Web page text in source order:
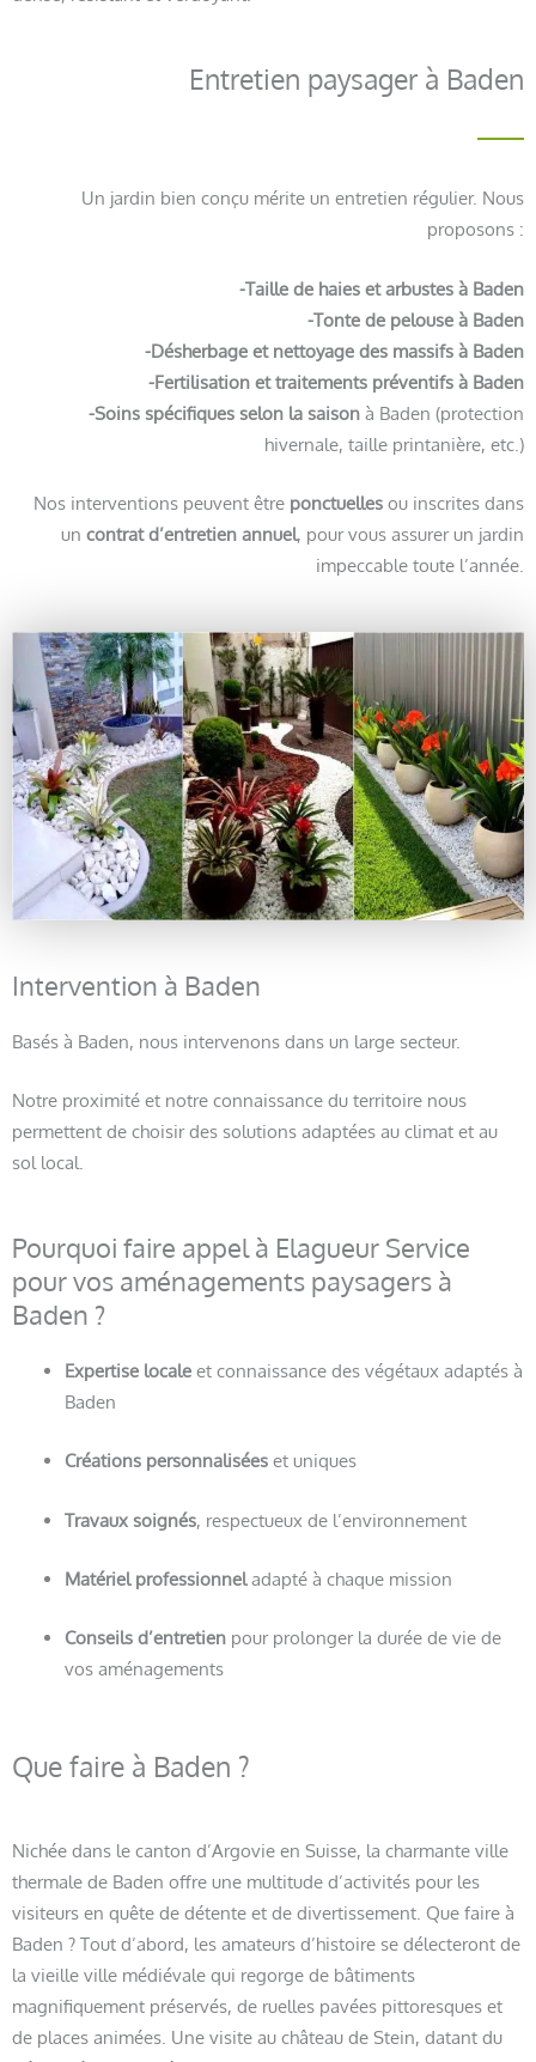
Entretien paysager à Baden
Un jardin bien conçu mérite un entretien régulier. Nous
proposons :
-Taille de haies et arbustes à Baden
-Tonte de pelouse à Baden
-Désherbage et nettoyage des massifs à Baden
-Fertilisation et traitements préventifs à Baden
-Soins spécifiques selon la saison à Baden (protection
hivernale, taille printanière, etc.)
Nos interventions peuvent être ponctuelles ou inscrites dans
un contrat d’entretien annuel, pour vous assurer un jardin
impeccable toute l’année.
Intervention à Baden
Basés à Baden, nous intervenons dans un large secteur.
Notre proximité et notre connaissance du territoire nous
permettent de choisir des solutions adaptées au climat et au
sol local.
Pourquoi faire appel à Elagueur Service
pour vos aménagements paysagers à
Baden ?
Expertise localeet connaissance des végétaux adaptés à
Baden
Créations personnaliséeset uniques
Travaux soignés, respectueux de l’environnement
Matériel professionneladapté à chaque mission
Conseils d’entretienpour prolonger la durée de vie de
vos aménagements
Que faire à Baden ?
Nichée dans le canton d’Argovie en Suisse, la charmante ville
thermale de Baden offre une multitude d’activités pour les
visiteurs en quête de détente et de divertissement. Que faire à
Baden ? Tout d’abord, les amateurs d’histoire se délecteront de
la vieille ville médiévale qui regorge de bâtiments
magnifiquement préservés, de ruelles pavées pittoresques et
de places animées. Une visite au château de Stein, datant du